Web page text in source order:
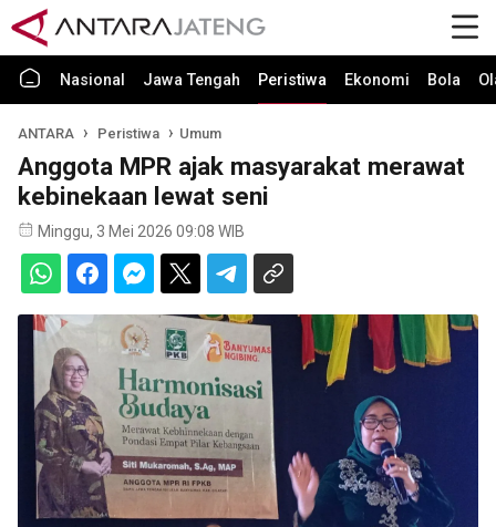
Nasional Jawa Tengah Peristiwa Ekonomi Bola
ANTARA Peristiwa Umum
Anggota MPR ajak masyarakat merawat
kebinekaan lewat seni
Minggu, 3 Mei 2026 09:08 WIB